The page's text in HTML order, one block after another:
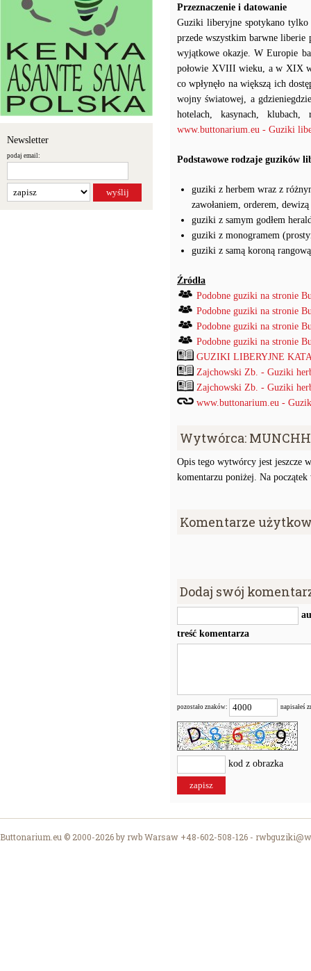
Newsletter
podaj email:
Przeznaczenie i datowanie
Guziki liberyjne spotykano
przede wszystkim barwne liberie
wyjątkowe okazje. W Europie
połowie XVIII wieku, a w XIX
co wpłynęło na większą ich
wojny światowej, a
hotelach, kasynach,
www.buttonarium.eu - Guziki
Podstawowe rodzaje guzików
guziki z herbem wraz z
zawołaniem, orderem,
guziki z samym godłem
guziki z monogramem
guziki z samą koroną
Źródła
Podobne guziki na stronie
Podobne guziki na stronie
Podobne guziki na stronie
Podobne guziki na stronie
GUZIKI LIBERYJNE
Zajchowski Zb. - Guziki
Zajchowski Zb. - Guziki
www.buttonarium.eu -
Wytwórca:
Opis tego wytwórcy jest jeszcze
komentarzu poniżej. Na
Komentarze
Dodaj swój
treść komentarza
pozostało znaków: napisałeś
kod z obrazka
Buttonarium.eu © 2000-2026 by rwb Warsaw +48-602-508-126 -